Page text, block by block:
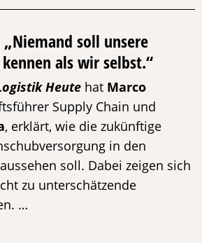
soll unsere
kennen als wir selbst.“
Heute hat Marco
Supply Chain und
, erklärt, wie die zukünftige
in den
soll. Dabei zeigen sich
zu unterschätzende
…